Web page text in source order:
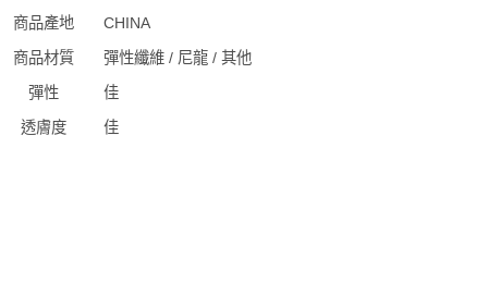
商品產地
CHINA
商品材質
彈性纖維 / 尼龍 / 其他
彈性
佳
透膚度
佳